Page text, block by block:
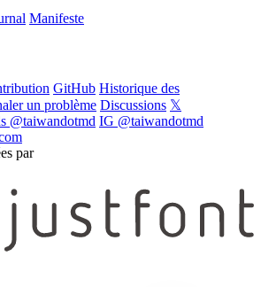
Manifeste
GitHub Historique des
un problème Discussions 𝕏
@taiwandotmd IG @taiwandotmd
par